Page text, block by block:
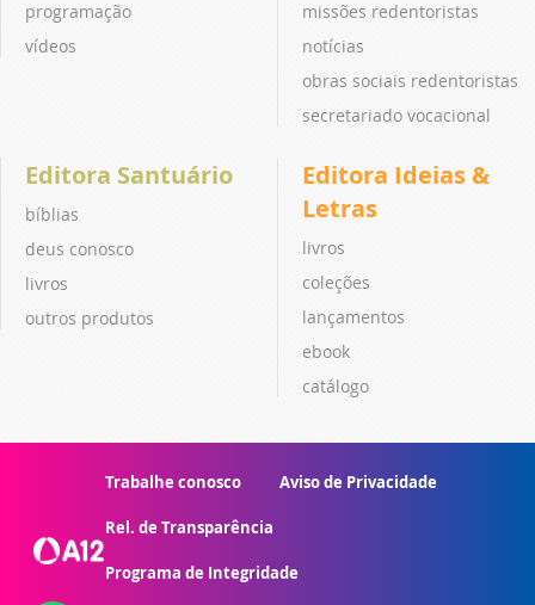
programação
vídeos
missões redentoristas
notícias
obras sociais redentoristas
secretariado vocacional
Editora Santuário
bíblias
deus conosco
livros
outros produtos
Editora Ideias &
Letras
livros
coleções
lançamentos
ebook
catálogo
Trabalhe conosco Aviso de Privacidade
Rel. de Transparência
Programa de Integridade